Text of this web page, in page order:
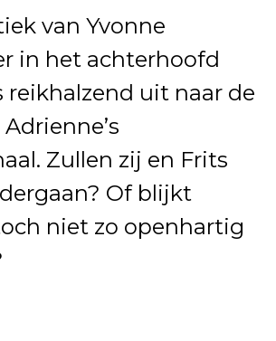
van Yvonne
in het achterhoofd
reikhalzend uit naar de
Zullen zij en Frits
Of blijkt
niet zo openhartig